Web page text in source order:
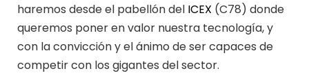
haremos desde el pabellón del ICEX (C78) donde
queremos poner en valor nuestra tecnología, y
con la convicción y el ánimo de ser capaces de
competir con los gigantes del sector.